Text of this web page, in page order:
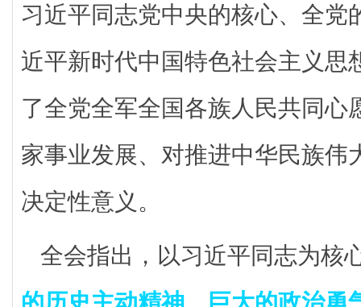
习近平同志党中央的核心、全党
近平新时代中国特色社会主义思
了全党全军全国各族人民共同心
家事业发展、对推进中华民族伟
决定性意义。
全会指出，以习近平同志为核